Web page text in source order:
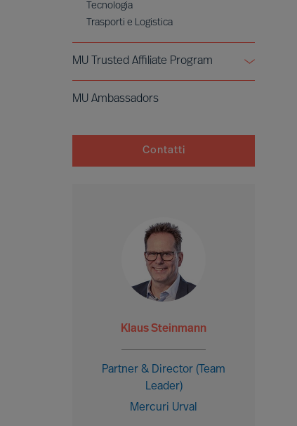
Tecnologia
Trasporti e Logistica
MU Trusted Affiliate Program
Cranfield University
MU Ambassadors
Contatti
Klaus Steinmann
Partner & Director (Team
Leader)
Mercuri Urval